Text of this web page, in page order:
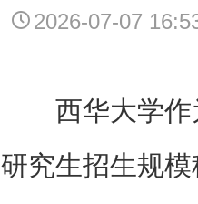
2026-07-07
西华大学
研究生招生规